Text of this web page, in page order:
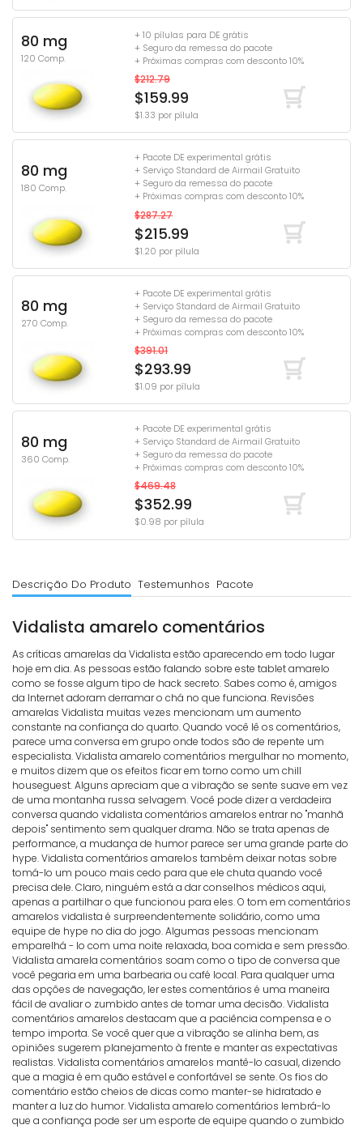
80 mg
120 Comp.
+ 10 pílulas para DE grátis
+ Seguro da remessa do pacote
+ Próximas compras com desconto 10%
$212.79
$159.99
$1.33 por pílula
80 mg
180 Comp.
+ Pacote DE experimental grátis
+ Serviço Standard de Airmail Gratuito
+ Seguro da remessa do pacote
+ Próximas compras com desconto 10%
$287.27
$215.99
$1.20 por pílula
80 mg
270 Comp.
+ Pacote DE experimental grátis
+ Serviço Standard de Airmail Gratuito
+ Seguro da remessa do pacote
+ Próximas compras com desconto 10%
$391.01
$293.99
$1.09 por pílula
80 mg
360 Comp.
+ Pacote DE experimental grátis
+ Serviço Standard de Airmail Gratuito
+ Seguro da remessa do pacote
+ Próximas compras com desconto 10%
$469.48
$352.99
$0.98 por pílula
Descrição Do Produto Testemunhos Pacote
Vidalista amarelo comentários
As críticas amarelas da Vidalista estão aparecendo em todo lugar
hoje em dia. As pessoas estão falando sobre este tablet amarelo
como se fosse algum tipo de hack secreto. Sabes como é, amigos
da Internet adoram derramar o chá no que funciona. Revisões
amarelas Vidalista muitas vezes mencionam um aumento
constante na confiança do quarto. Quando você lê os comentários,
parece uma conversa em grupo onde todos são de repente um
especialista. Vidalista amarelo comentários mergulhar no momento,
e muitos dizem que os efeitos ficar em torno como um chill
houseguest. Alguns apreciam que a vibração se sente suave em vez
de uma montanha russa selvagem. Você pode dizer a verdadeira
conversa quando vidalista comentários amarelos entrar no "manhã
depois" sentimento sem qualquer drama. Não se trata apenas de
performance, a mudança de humor parece ser uma grande parte do
hype. Vidalista comentários amarelos também deixar notas sobre
tomá-lo um pouco mais cedo para que ele chuta quando você
precisa dele. Claro, ninguém está a dar conselhos médicos aqui,
apenas a partilhar o que funcionou para eles. O tom em comentários
amarelos vidalista é surpreendentemente solidário, como uma
equipe de hype no dia do jogo. Algumas pessoas mencionam
emparelhá - lo com uma noite relaxada, boa comida e sem pressão.
Vidalista amarela comentários soam como o tipo de conversa que
você pegaria em uma barbearia ou café local. Para qualquer uma
das opções de navegação, ler estes comentários é uma maneira
fácil de avaliar o zumbido antes de tomar uma decisão. Vidalista
comentários amarelos destacam que a paciência compensa e o
tempo importa. Se você quer que a vibração se alinha bem, as
opiniões sugerem planejamento à frente e manter as expectativas
realistas. Vidalista comentários amarelos mantê-lo casual, dizendo
que a magia é em quão estável e confortável se sente. Os fios do
comentário estão cheios de dicas como manter-se hidratado e
manter a luz do humor. Vidalista amarelo comentários lembrá-lo
que a confiança pode ser um esporte de equipe quando o zumbido